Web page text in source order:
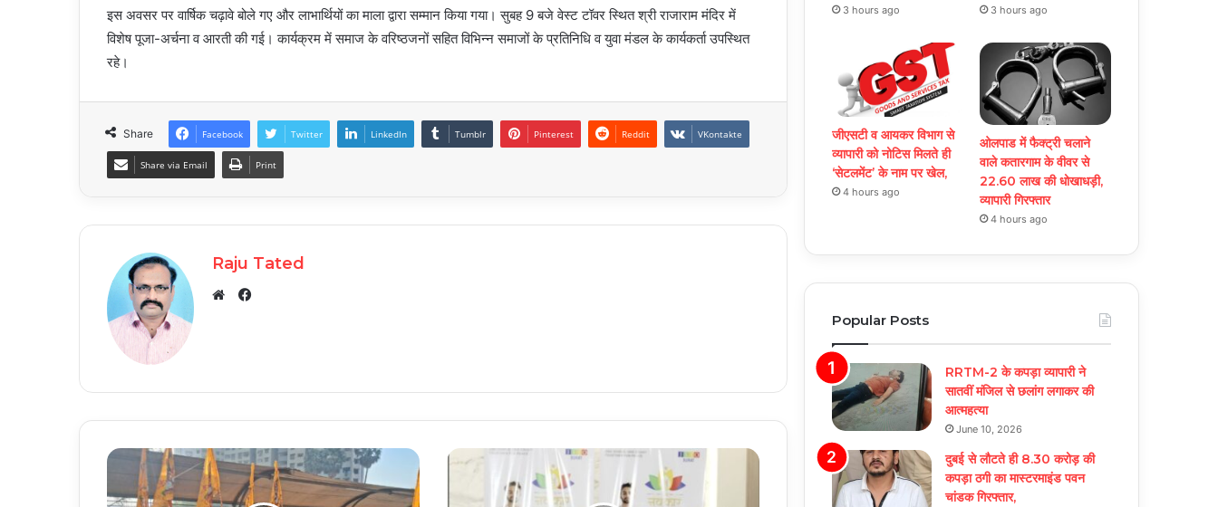
इस अवसर पर वार्षिक चढ़ावे बोले गए और लाभार्थियों का माला द्वारा सम्मान किया गया। सुबह 9 बजे वेस्ट टॉवर स्थित श्री राजाराम मंदिर में
विशेष पूजा-अर्चना व आरती की गई। कार्यक्रम में समाज के वरिष्ठजनों सहित विभिन्न समाजों के प्रतिनिधि व युवा मंडल के कार्यकर्ता उपस्थित
रहे।
Share Facebook Twitter LinkedIn Tumblr Pinterest Reddit VKontakte
Share via Email Print
Raju Tated
Facebook
3 hours ago 3 hours ago
जीएसटी व आयकर विभाग से
व्यापारी को नोटिस मिलते ही
‘सेटलमेंट’ के नाम पर खेल,
4 hours ago
ओलपाड में फैक्ट्री चलाने
वाले कतारगाम के वीवर से
22.60 लाख की धोखाधड़ी,
व्यापारी गिरफ्तार
4 hours ago
Popular Posts
RRTM-2 के कपड़ा व्यापारी ने
सातवीं मंजिल से छलांग लगाकर की
आत्महत्या
June 10, 2026
दुबई से लौटते ही 8.30 करोड़ की
कपड़ा ठगी का मास्टरमाइंड पवन
चांडक गिरफ्तार,